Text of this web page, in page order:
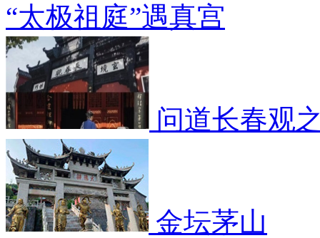
“太极祖庭”遇真宫
问道长春观
金坛茅山